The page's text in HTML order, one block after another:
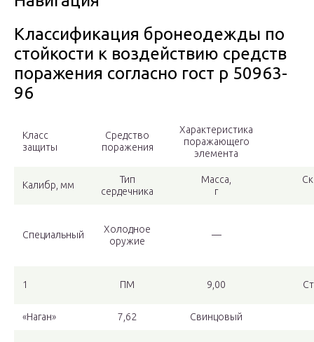
Классификация бронеодежды по
стойкости к воздействию средств
поражения согласно гост р 50963-
96
Класс
защиты
Средство
поражения
Характеристика
поражающего
элемента
Калибр, мм
Тип
сердечника
Масса,
г
Специальный
Холодное
оружие
—
1 ПМ 9,00
«Наган» 7,62 Свинцовый